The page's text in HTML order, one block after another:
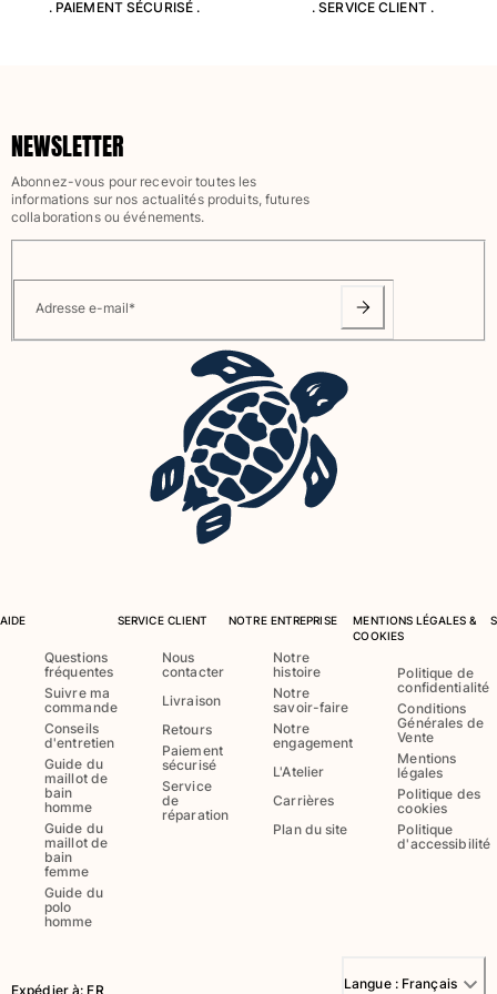
Chemises
Bermudas et Shorts
Pantalons
Grandes tailles
Tous les articles
Maillots de bain
Deux pièces
Une pièce
Hauts
Bas
T-shirts Anti UV
Tous les articles
Prêt-à-porter
Robes
. PAIEMENT SÉCURISÉ . . SERVICE CLIENT .
NEWSLETTER
Abonnez-vous pour recevoir toutes les
informations sur nos actualités produits, futures
collaborations ou événements.
Adresse e-mail*
AIDE
Questions
fréquentes
Suivre ma
commande
Conseils
d'entretien
Guide du
maillot de
bain
homme
Guide du
maillot de
bain
femme
Guide du
polo
homme
SERVICE CLIENT
Nous
contacter
Livraison
Retours
Paiement
sécurisé
Service
de
réparation
NOTRE ENTREPRISE
Notre
histoire
Notre
savoir-faire
Notre
engagement
L'Atelier
Carrières
Plan du site
MENTIONS LÉGALES &
COOKIES
Politique de
confidentialité
Conditions
Générales de
Vente
Mentions
légales
Politique des
cookies
Politique
d'accessibilité
Expédier à: FR Langue : Français